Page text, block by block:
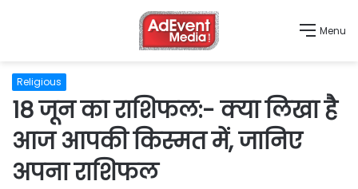
Menu
Religious
18 जून का राशिफल:- क्या लिखा है
आज आपकी किस्मत में, जानिए
अपना राशिफल